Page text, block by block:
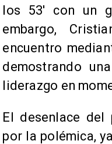
los 53' con un
embargo,
encuentro
demostrando
liderazgo en
El desenlace del
por la polémica,